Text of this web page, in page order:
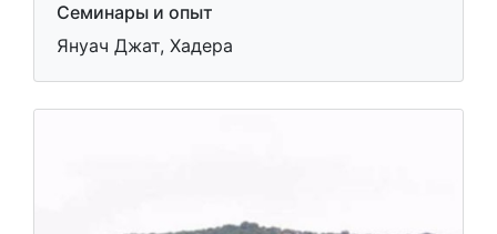
Семинары и опыт
Януач Джат, Хадера